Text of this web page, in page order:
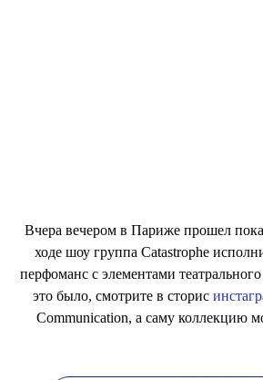
Вчера вечером в Париже прошел
ходе шоу группа Catastrophe
перфоманс с элементами
это было, смотрите в сторис
Communication, а саму коллекцию